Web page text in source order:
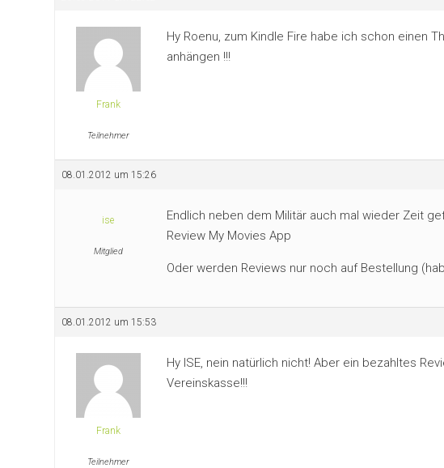
Frank
Teilnehmer
Hy Roenu, zum Kindle Fire habe ich schon einen
anhängen !!!
08.01.2012 um 15:26
ise
Mitglied
Endlich neben dem Militär auch mal wieder Zeit
Review My Movies App
Oder werden Reviews nur noch auf Bestellung
08.01.2012 um 15:53
Frank
Teilnehmer
Hy ISE, nein natürlich nicht! Aber ein bezahltes
Vereinskasse!!!